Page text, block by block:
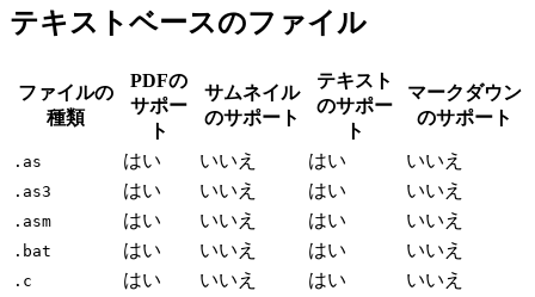
テキストベースのファイル
ファイルの
種類
PDFの
サポー
ト
サムネイル
のサポート
テキスト
のサポー
ト
マークダウン
のサポート
.as はい いいえ はい いいえ
.as3 はい いいえ はい いいえ
.asm はい いいえ はい いいえ
.bat はい いいえ はい いいえ
.c はい いいえ はい いいえ